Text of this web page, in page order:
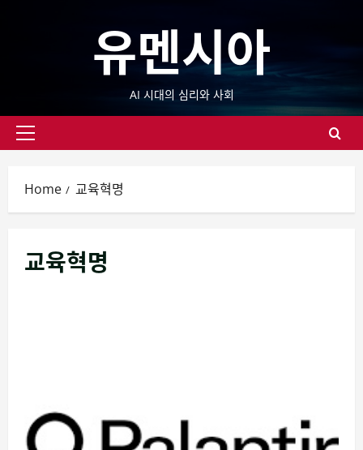
유멘시아
AI 시대의 심리와 사회
Primary
Home 교육혁명
교육혁명